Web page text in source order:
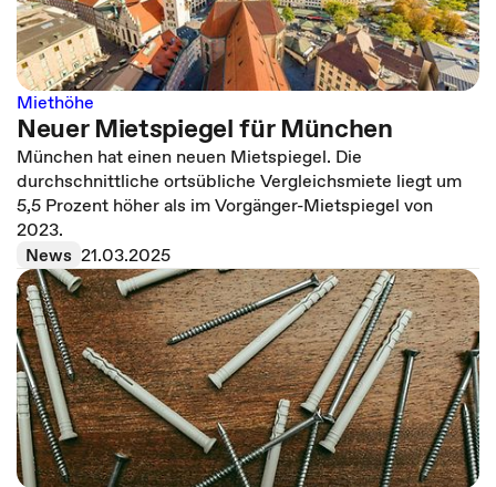
Miethöhe
Neuer Mietspiegel für München
München hat einen neuen Mietspiegel. Die
durchschnittliche ortsübliche Vergleichsmiete liegt um
5,5 Prozent höher als im Vorgänger-Mietspiegel von
2023.
News 21.03.2025